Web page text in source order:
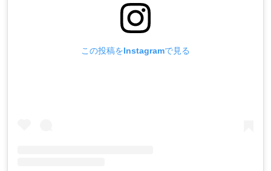
この投稿をInstagramで見る